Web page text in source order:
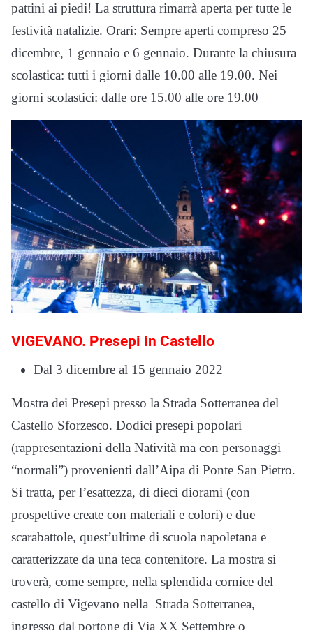
pattini ai piedi! La struttura rimarrà aperta per tutte le
festività natalizie. Orari: Sempre aperti compreso 25
dicembre, 1 gennaio e 6 gennaio. Durante la chiusura
scolastica: tutti i giorni dalle 10.00 alle 19.00. Nei
giorni scolastici: dalle ore 15.00 alle ore 19.00
VIGEVANO. Presepi in Castello
Dal 3 dicembre al 15 gennaio 2022
Mostra dei Presepi presso la Strada Sotterranea del
Castello Sforzesco. Dodici presepi popolari
(rappresentazioni della Natività ma con personaggi
“normali”) provenienti dall’Aipa di Ponte San Pietro.
Si tratta, per l’esattezza, di dieci diorami (con
prospettive create con materiali e colori) e due
scarabattole, quest’ultime di scuola napoletana e
caratterizzate da una teca contenitore. La mostra si
troverà, come sempre, nella splendida cornice del
castello di Vigevano nella Strada Sotterranea,
ingresso dal portone di Via XX Settembre o